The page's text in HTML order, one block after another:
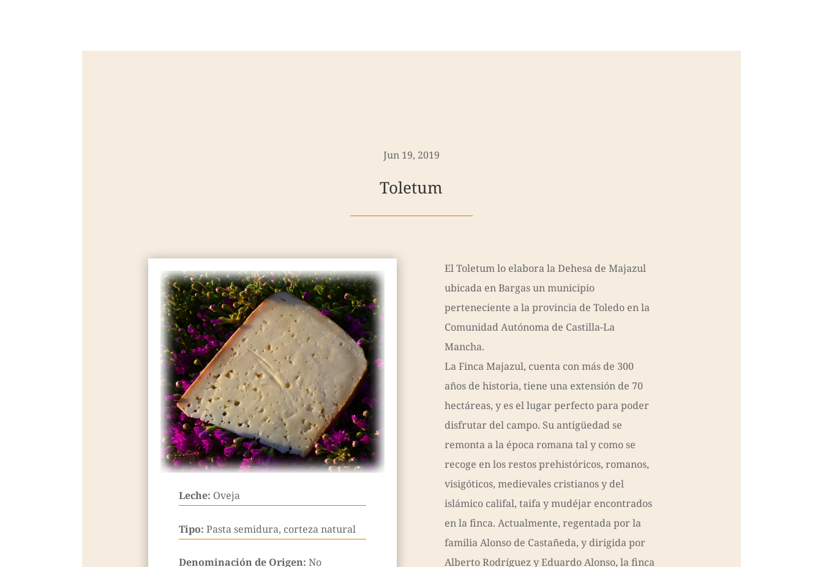
Jun 19, 2019
Toletum
Leche: Oveja
Tipo: Pasta semidura, corteza natural
Denominación de Origen: No
El Toletum lo elabora la Dehesa de Majazul
ubicada en Bargas un municipio
perteneciente a la provincia de Toledo en la
Comunidad Autónoma de Castilla-La
Mancha.
La Finca Majazul, cuenta con más de 300
años de historia, tiene una extensión de 70
hectáreas, y es el lugar perfecto para poder
disfrutar del campo. Su antigüedad se
remonta a la época romana tal y como se
recoge en los restos prehistóricos, romanos,
visigóticos, medievales cristianos y del
islámico califal, taifa y mudéjar encontrados
en la finca. Actualmente, regentada por la
familia Alonso de Castañeda, y dirigida por
Alberto Rodríguez y Eduardo Alonso, la finca